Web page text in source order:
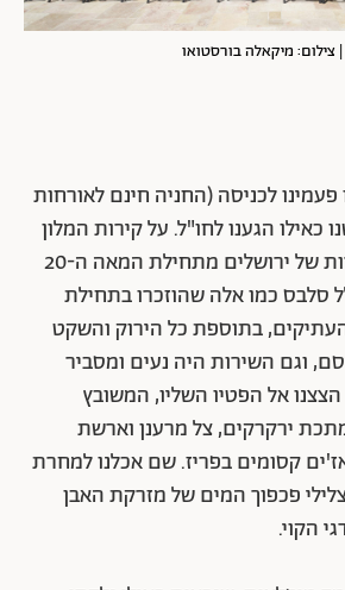
| צילום: מיקאלה בורסטואו
פעמינו לכניסה (החניה חינם לאורחות
כאילו הגענו לחו"ל. על קירות המלון
הבחנו בתמונות נדירות של ירושלים מתחילת המאה ה-20
סלבס כמו אלה שהוזכרו בתחילת
בתוספת כל הירוק והשקט
וגם השירות היה נעים ומסביר
אל הפטיו השליו, המשובץ
ירקרקים, צל מרענן וארשת
קסומים בפריז. שם אכלנו למחרת
פכפוך המים של מזרקת האבן
הקוי.